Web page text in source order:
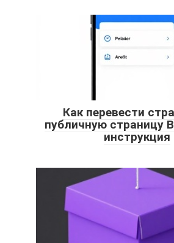
Как перевести
публичную страницу
инструкция